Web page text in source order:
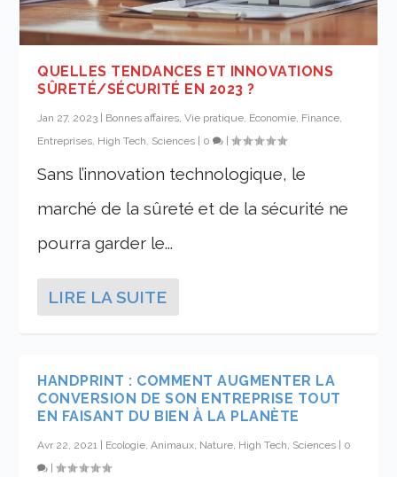
QUELLES TENDANCES ET INNOVATIONS
SÛRETÉ/SÉCURITÉ EN 2023 ?
Jan 27, 2023 Bonnes affaires, Vie pratique, Economie, Finance,
Entreprises, High Tech, Sciences 0 |
Sans l’innovation technologique, le
marché de la sûreté et de la sécurité ne
pourra garder le...
LIRE LA SUITE
HANDPRINT : COMMENT AUGMENTER LA
CONVERSION DE SON ENTREPRISE TOUT
EN FAISANT DU BIEN À LA PLANÈTE
Avr 22, 2021 Ecologie, Animaux, Nature, High Tech, Sciences
0
|